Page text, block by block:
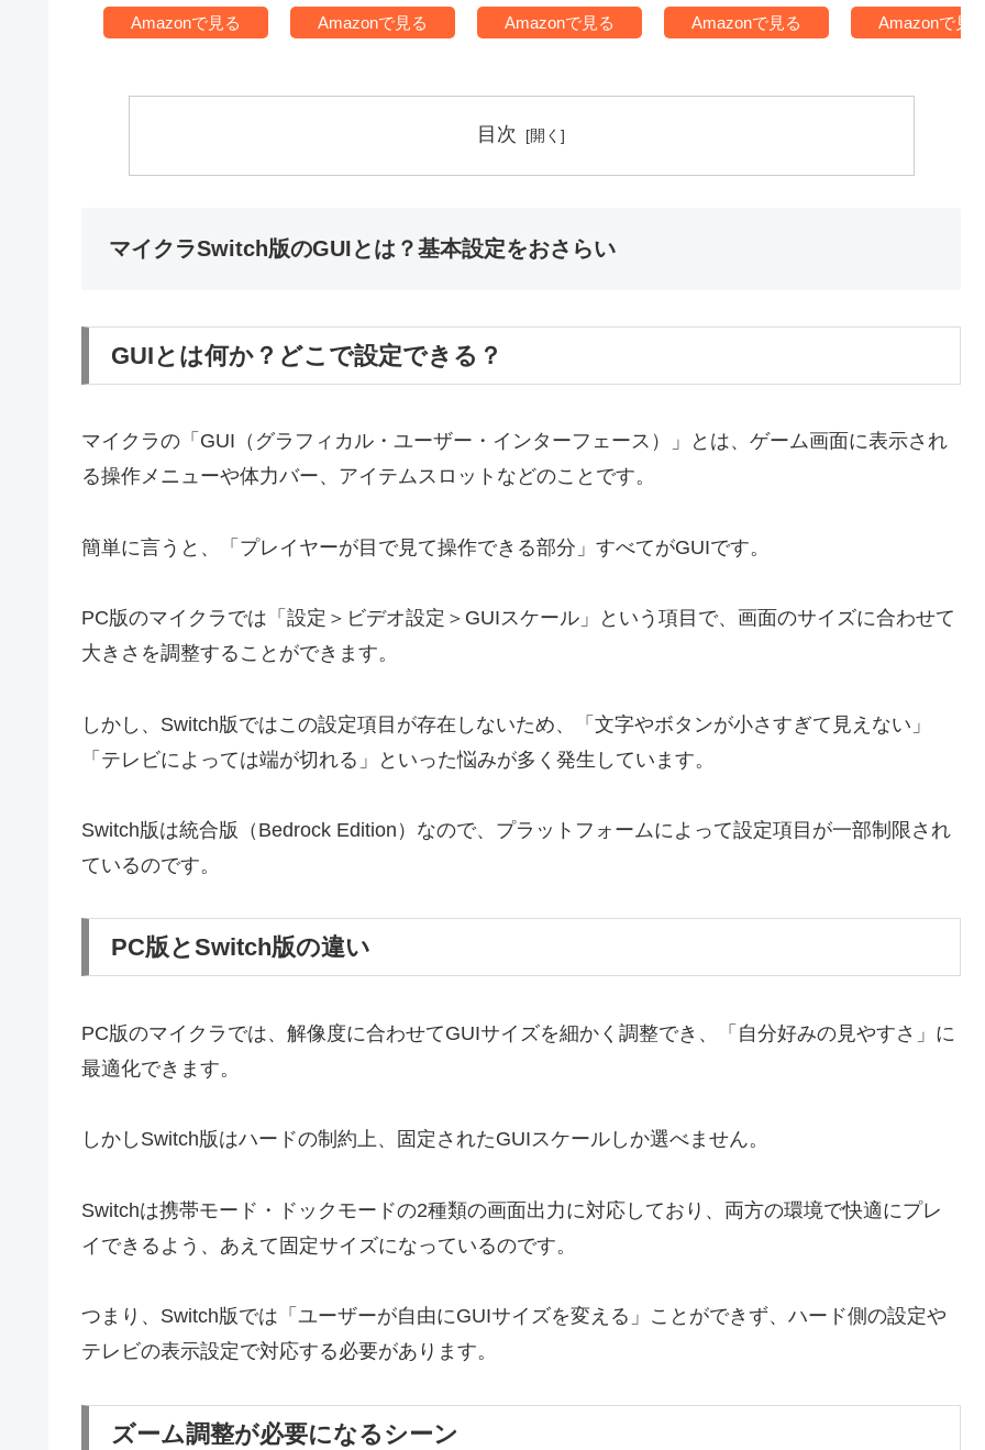
Amazonで見る Amazonで見る Amazonで見る Amazonで見る
ァスナー付き
ッピングバッ
Amazonで見
目次
マイクラSwitch版のGUIとは？基本設定をおさらい
GUIとは何か？どこで設定できる？
マイクラの「GUI（グラフィカル・ユーザー・インターフェース）」とは、ゲーム画面に表示され
る操作メニューや体力バー、アイテムスロットなどのことです。
簡単に言うと、「プレイヤーが目で見て操作できる部分」すべてがGUIです。
PC版のマイクラでは「設定＞ビデオ設定＞GUIスケール」という項目で、画面のサイズに合わせて
大きさを調整することができます。
しかし、Switch版ではこの設定項目が存在しないため、「文字やボタンが小さすぎて見えない」
「テレビによっては端が切れる」といった悩みが多く発生しています。
Switch版は統合版（Bedrock Edition）なので、プラットフォームによって設定項目が一部制限され
ているのです。
PC版とSwitch版の違い
PC版のマイクラでは、解像度に合わせてGUIサイズを細かく調整でき、「自分好みの見やすさ」に
最適化できます。
しかしSwitch版はハードの制約上、固定されたGUIスケールしか選べません。
Switchは携帯モード・ドックモードの2種類の画面出力に対応しており、両方の環境で快適にプレ
イできるよう、あえて固定サイズになっているのです。
つまり、Switch版では「ユーザーが自由にGUIサイズを変える」ことができず、ハード側の設定や
テレビの表示設定で対応する必要があります。
ズーム調整が必要になるシーン